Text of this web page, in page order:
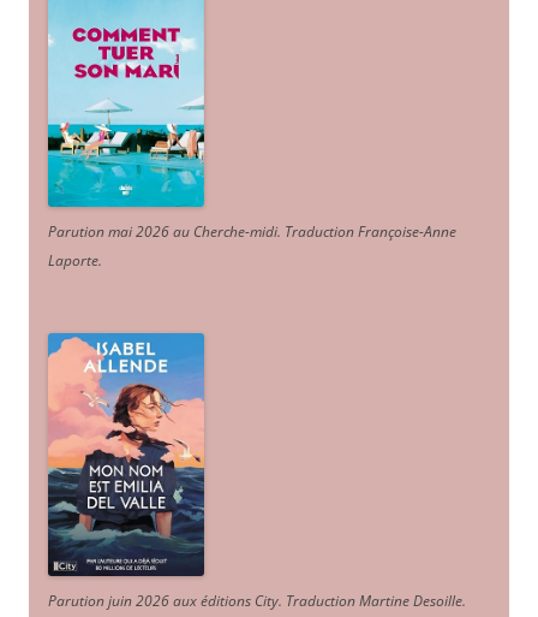
Parution mai 2026 au Cherche-midi. Traduction Françoise-Anne
Laporte.
Parution juin 2026 aux éditions City. Traduction Martine Desoille.